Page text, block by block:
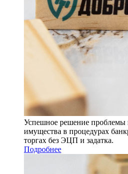
Успешное решение проблемы
имущества в процедурах
торгах без ЭЦП и задатка.
Подробнее